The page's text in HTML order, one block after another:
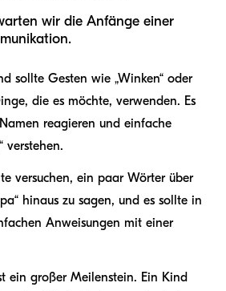
wir die Anfänge einer
sollte Gesten wie „Winken“ oder
die es möchte, verwenden. Es
reagieren und einfache
verstehen.
versuchen, ein paar Wörter über
hinaus zu sagen, und es sollte in
Anweisungen mit einer
ein großer Meilenstein. Ein Kind